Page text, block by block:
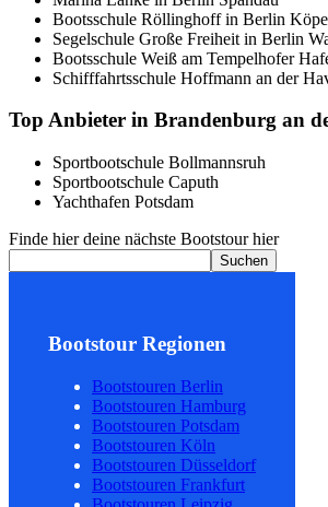
Bootsschule Röllinghoff in Berlin
Segelschule Große Freiheit in Berlin
Bootsschule Weiß am Tempelhofer
Schifffahrtsschule Hoffmann an der
Top Anbieter in Brandenburg an
Sportbootschule Bollmannsruh
Sportbootschule Caputh
Yachthafen Potsdam
Finde hier deine nächste Bootstour hier
Suchen
Bootstour Regionen
Bootstouren Berlin
Bootstouren Hamburg
Bootstouren Potsdam
Bootstouren Köln
Bootstouren Düsseldorf
Bootstouren Frankfurt